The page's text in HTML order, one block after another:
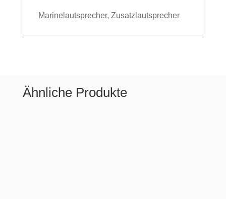
Marinelautsprecher, Zusatzlautsprecher
Ähnliche Produkte